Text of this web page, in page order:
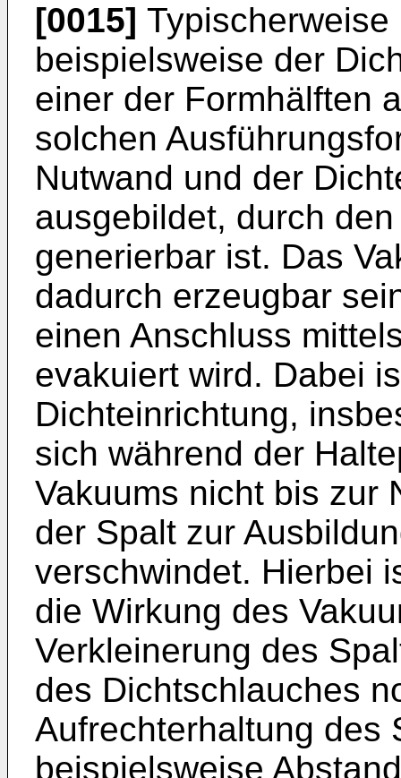
[0015]
beispielsweise der
einer der Formhälften
solchen
Nutwand und der
ausgebildet, durch
generierbar ist. Das
dadurch erzeugbar
einen Anschluss
evakuiert wird. Dabei
Dichteinrichtung,
sich während der
Vakuums nicht bis zur
der Spalt zur
verschwindet. Hierbei
die Wirkung des
Verkleinerung des
des Dichtschlauches
Aufrechterhaltung des
beispielsweise